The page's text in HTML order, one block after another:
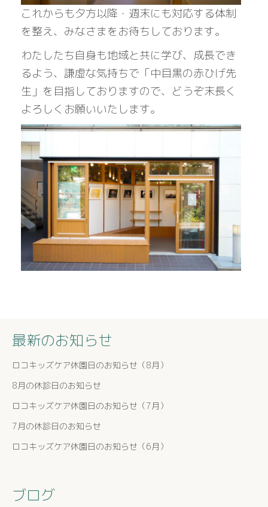
これからも夕方以降・週末にも対応する体制
を整え、みなさまをお待ちしております。
わたしたち自身も地域と共に学び、成長でき
るよう、謙虚な気持ちで「中目黒の赤ひげ先
生」を目指しておりますので、どうぞ末長く
よろしくお願いいたします。
最新のお知らせ
ロコキッズケア休園日のお知らせ（8月）
8月の休診日のお知らせ
ロコキッズケア休園日のお知らせ（7月）
7月の休診日のお知らせ
ロコキッズケア休園日のお知らせ（6月）
ブログ